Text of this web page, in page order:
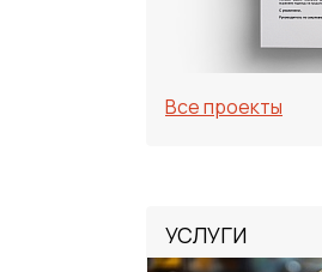
Все проекты
УСЛУГИ